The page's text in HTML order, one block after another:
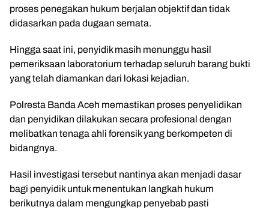
proses penegakan hukum berjalan objektif dan tidak
didasarkan pada dugaan semata.
Hingga saat ini, penyidik masih menunggu hasil
pemeriksaan laboratorium terhadap seluruh barang bukti
yang telah diamankan dari lokasi kejadian.
Polresta Banda Aceh memastikan proses penyelidikan
dan penyidikan dilakukan secara profesional dengan
melibatkan tenaga ahli forensik yang berkompeten di
bidangnya.
Hasil investigasi tersebut nantinya akan menjadi dasar
bagi penyidik untuk menentukan langkah hukum
berikutnya dalam mengungkap penyebab pasti